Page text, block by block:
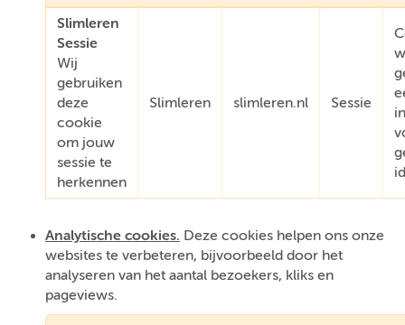
Slimleren
Sessie
Wij
gebruiken
deze
cookie
om jouw
sessie te
herkennen
Slimleren slimleren.nl Sessie
Analytische cookies. Deze cookies helpen ons onze
websites te verbeteren, bijvoorbeeld door het
analyseren van het aantal bezoekers, kliks en
pageviews.